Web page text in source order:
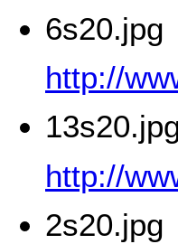
6s20.jpg
http://
http://
2s20.jpg